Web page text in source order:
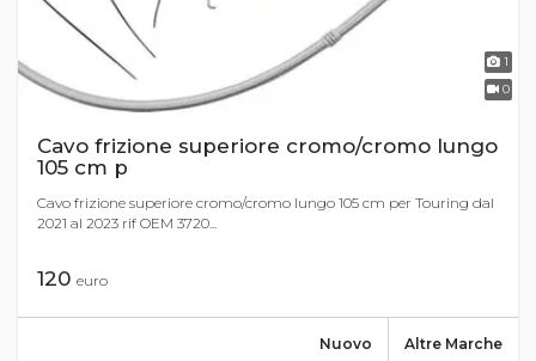
1
0
Cavo frizione superiore cromo/cromo lungo
105 cm p
Cavo frizione superiore cromo/cromo lungo 105 cm per Touring dal
2021 al 2023 rif OEM 3720...
120 euro
Altre Marche
Nuovo